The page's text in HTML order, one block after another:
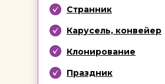
Странник
Карусель, конвейер
Клонирование
Праздник